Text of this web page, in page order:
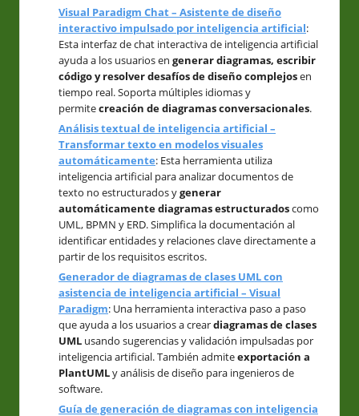
Visual Paradigm Chat – Asistente de diseño
interactivo impulsado por inteligencia artificial:
Esta interfaz de chat interactiva de inteligencia artificial
ayuda a los usuarios en generar diagramas, escribir
código y resolver desafíos de diseño complejosen
tiempo real. Soporta múltiples idiomas y
permitecreación de diagramas conversacionales.
Análisis textual de inteligencia artificial –
Transformar texto en modelos visuales
automáticamente: Esta herramienta utiliza
inteligencia artificial para analizar documentos de
texto no estructurados ygenerar
automáticamente diagramas estructuradoscomo
UML, BPMN y ERD. Simplifica la documentación al
identificar entidades y relaciones clave directamente a
partir de los requisitos escritos.
Generador de diagramas de clases UML con
asistencia de inteligencia artificial – Visual
Paradigm: Una herramienta interactiva paso a paso
que ayuda a los usuarios a creardiagramas de clases
UML usando sugerencias y validación impulsadas por
inteligencia artificial. También admiteexportación a
PlantUMLy análisis de diseño para ingenieros de
software.
Guía de generación de diagramas con inteligencia